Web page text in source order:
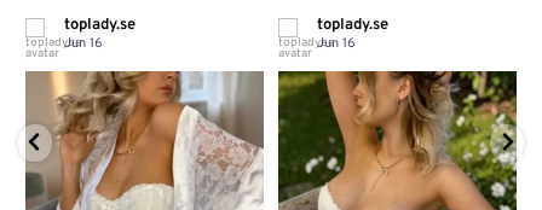
toplady.se
Jun 16
toplady.se
Jun 16